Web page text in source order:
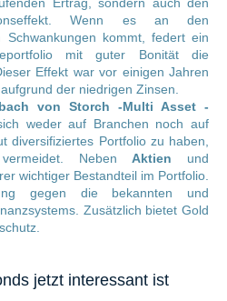
Wenn es an den
kommt, federt ein
mit guter Bonität die
Effekt war vor einigen Jahren
der niedrigen Zinsen.
von Storch -Multi Asset -
weder auf Branchen noch auf
diversifiziertes Portfolio zu haben,
vermeidet. NebenAktien und
wichtiger Bestandteil im Portfolio.
gegen die bekannten und
Zusätzlich bietet Gold
jetzt interessant ist